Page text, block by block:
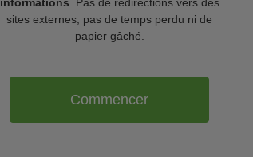
sites externes, pas de temps perdu ni de
papier gâché.
Commencer